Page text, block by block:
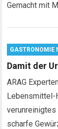
Gemacht mit
GASTRONOMIE
Damit der
ARAG
Lebensmittel-
verunreinigtes
scharfe